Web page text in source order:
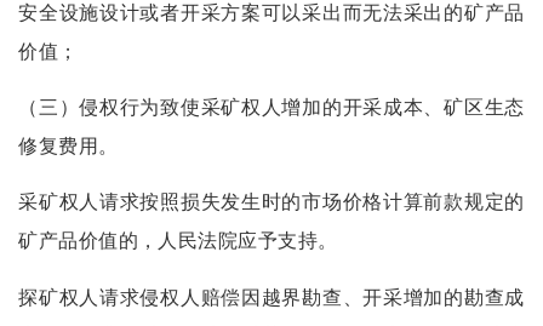
安全设施设计或者开采方案可以采出而无法采出的矿产品
价值；
（三）侵权行为致使采矿权人增加的开采成本、矿区生态
修复费用。
采矿权人请求按照损失发生时的市场价格计算前款规定的
矿产品价值的，人民法院应予支持。
探矿权人请求侵权人赔偿因越界勘查、开采增加的勘查成